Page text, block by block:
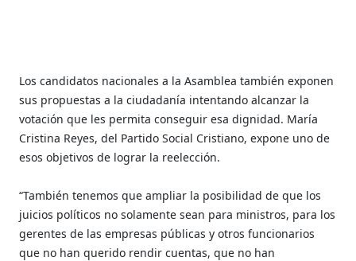
Los candidatos nacionales a la Asamblea también exponen
sus propuestas a la ciudadanía intentando alcanzar la
votación que les permita conseguir esa dignidad. María
Cristina Reyes, del Partido Social Cristiano, expone uno de
esos objetivos de lograr la reelección.
“También tenemos que ampliar la posibilidad de que los
juicios políticos no solamente sean para ministros, para los
gerentes de las empresas públicas y otros funcionarios
que no han querido rendir cuentas, que no han